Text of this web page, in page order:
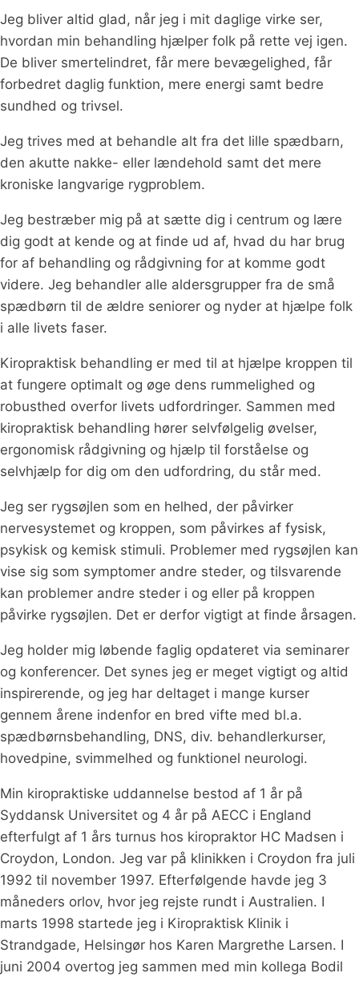
Jeg bliver altid glad, når jeg i mit daglige virke ser,
hvordan min behandling hjælper folk på rette vej igen.
De bliver smertelindret, får mere bevægelighed, får
forbedret daglig funktion, mere energi samt bedre
sundhed og trivsel.
Jeg trives med at behandle alt fra det lille spædbarn,
den akutte nakke- eller lændehold samt det mere
kroniske langvarige rygproblem.
Jeg bestræber mig på at sætte dig i centrum og lære
dig godt at kende og at finde ud af, hvad du har brug
for af behandling og rådgivning for at komme godt
videre. Jeg behandler alle aldersgrupper fra de små
spædbørn til de ældre seniorer og nyder at hjælpe folk
i alle livets faser.
Kiropraktisk behandling er med til at hjælpe kroppen til
at fungere optimalt og øge dens rummelighed og
robusthed overfor livets udfordringer. Sammen med
kiropraktisk behandling hører selvfølgelig øvelser,
ergonomisk rådgivning og hjælp til forståelse og
selvhjælp for dig om den udfordring, du står med.
Jeg ser rygsøjlen som en helhed, der påvirker
nervesystemet og kroppen, som påvirkes af fysisk,
psykisk og kemisk stimuli. Problemer med rygsøjlen kan
vise sig som symptomer andre steder, og tilsvarende
kan problemer andre steder i og eller på kroppen
påvirke rygsøjlen. Det er derfor vigtigt at finde årsagen.
Jeg holder mig løbende faglig opdateret via seminarer
og konferencer. Det synes jeg er meget vigtigt og altid
inspirerende, og jeg har deltaget i mange kurser
gennem årene indenfor en bred vifte med bl.a.
spædbørnsbehandling, DNS, div. behandlerkurser,
hovedpine, svimmelhed og funktionel neurologi.
Min kiropraktiske uddannelse bestod af 1 år på
Syddansk Universitet og 4 år på AECC i England
efterfulgt af 1 års turnus hos kiropraktor HC Madsen i
Croydon, London. Jeg var på klinikken i Croydon fra juli
1992 til november 1997. Efterfølgende havde jeg 3
måneders orlov, hvor jeg rejste rundt i Australien. I
marts 1998 startede jeg i Kiropraktisk Klinik i
Strandgade, Helsingør hos Karen Margrethe Larsen. I
juni 2004 overtog jeg sammen med min kollega Bodil